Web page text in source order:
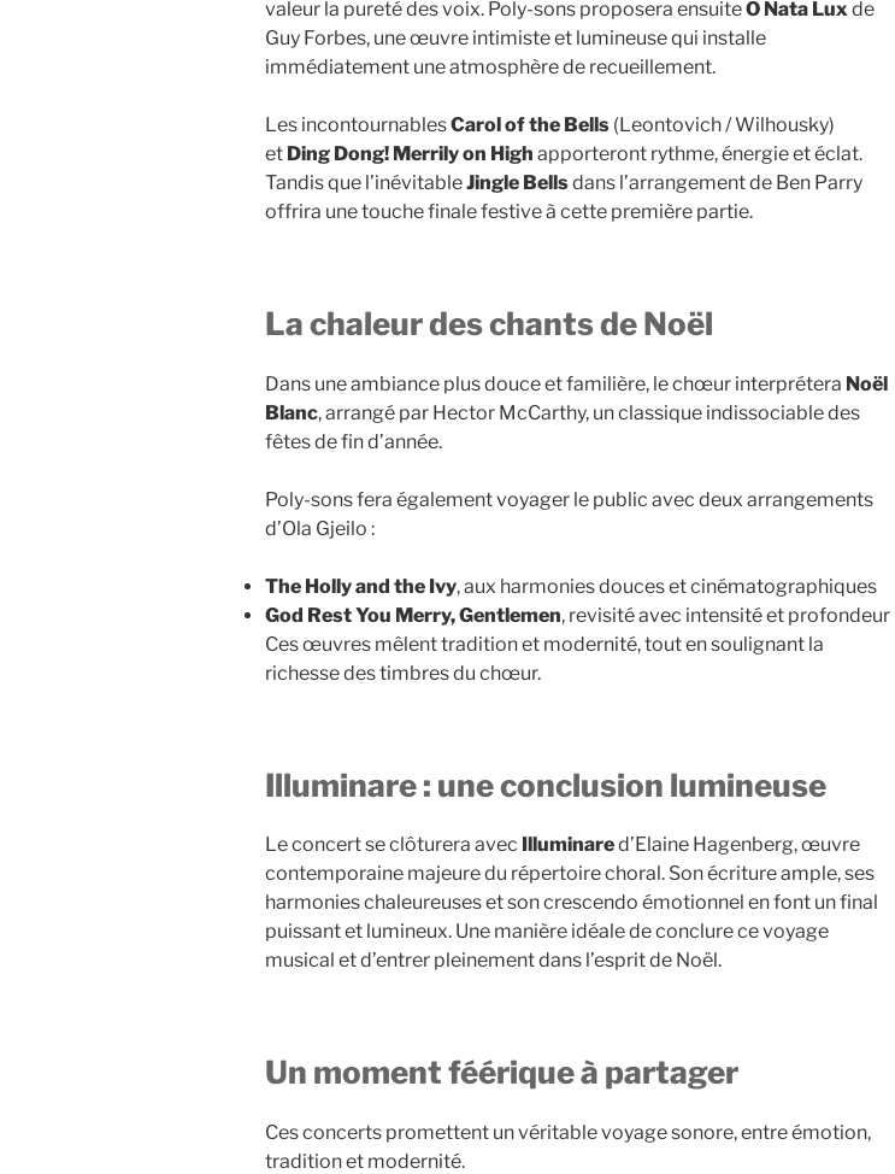
valeur la pureté des voix. Poly-sons proposera ensuiteO Nata Luxde
Guy Forbes, une œuvre intimiste et lumineuse qui installe
immédiatement une atmosphère de recueillement.
Les incontournablesCarol of the Bells (Leontovich / Wilhousky)
et Ding Dong! Merrily on High apporteront rythme, énergie et éclat.
Tandis que l’inévitableJingle Bellsdans l’arrangement de Ben Parry
offrira une touche finale festive à cette première partie.
La chaleur des chants de Noël
Dans une ambiance plus douce et familière, le chœur interprétera Noël
Blanc, arrangé par Hector McCarthy, un classique indissociable des
fêtes de fin d’année.
Poly-sons fera également voyager le public avec deux arrangements
d’Ola Gjeilo :
The Holly and the Ivy, aux harmonies douces et cinématographiques
God Rest You Merry, Gentlemen, revisité avec intensité et profondeur
Ces œuvres mêlent tradition et modernité, tout en soulignant la
richesse des timbres du chœur.
Illuminare : une conclusion lumineuse
Le concert se clôturera avec Illuminared’Elaine Hagenberg, œuvre
contemporaine majeure du répertoire choral. Son écriture ample, ses
harmonies chaleureuses et son crescendo émotionnel en font un final
puissant et lumineux. Une manière idéale de conclure ce voyage
musical et d’entrer pleinement dans l’esprit de Noël.
Un moment féérique à partager
Ces concerts promettent un véritable voyage sonore, entre émotion,
tradition et modernité.